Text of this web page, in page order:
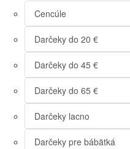
Cencúle
Darčeky do 20 €
Darčeky do 45 €
Darčeky do 65 €
Darčeky lacno
Darčeky pre bábätká